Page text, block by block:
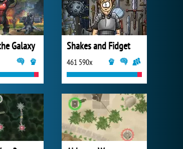
Galaxy Shakes and Fidget
461 590x